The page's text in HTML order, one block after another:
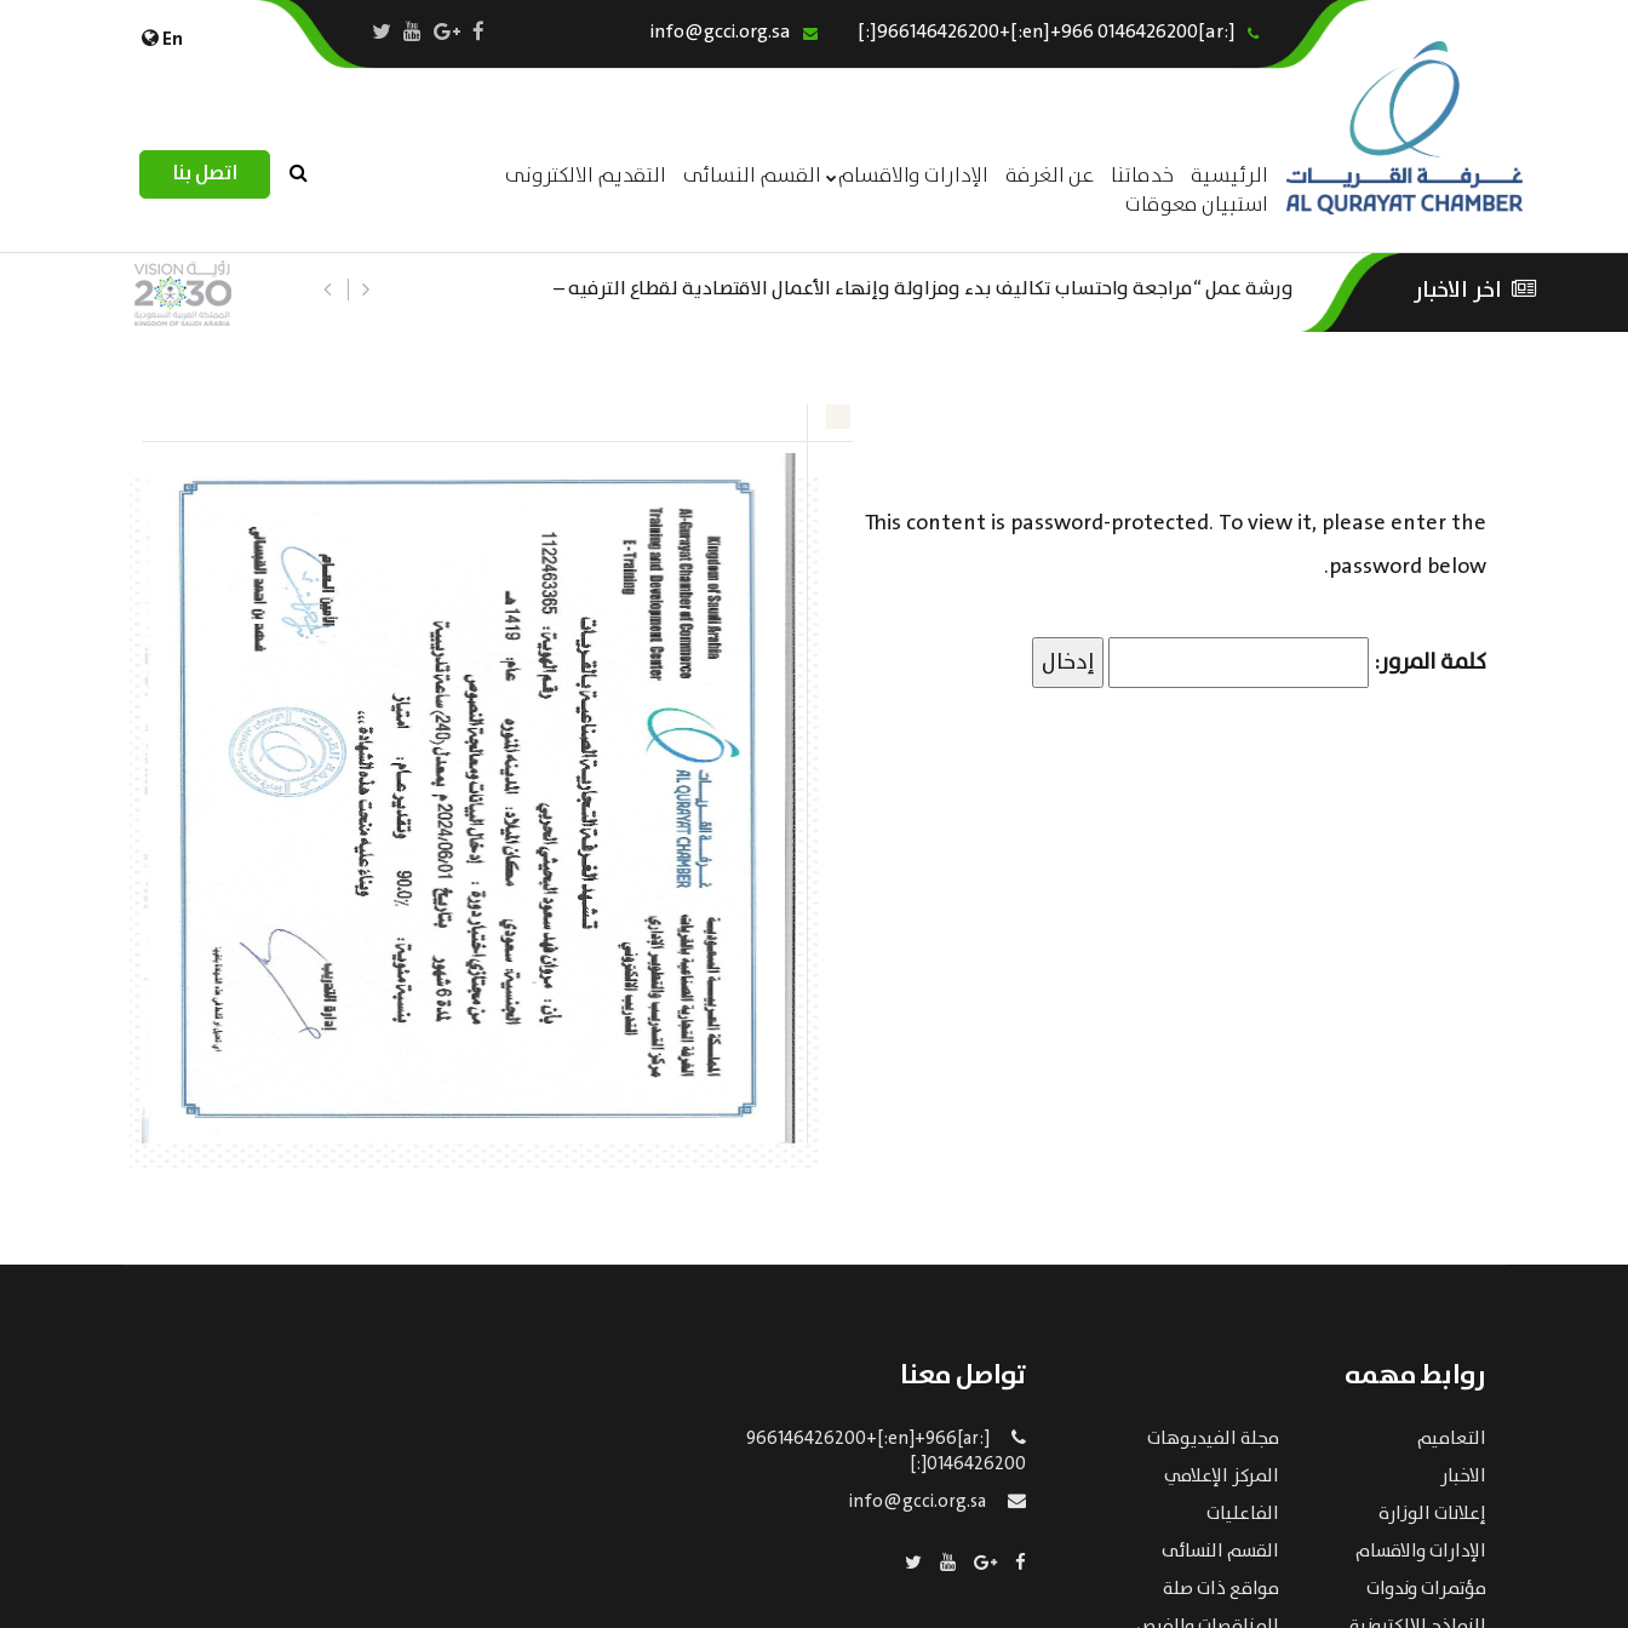
[:ar]966146426200+[:en]+966 0146426200[:]
En
الرئيسية خدماتنا عن الغرفة الإدارات والاقسام القسم النسائى التقديم الالكترونى
استبيان معوقات
اتصل بنا
الرئيسية
عن الغرفة
القسم النسائى
التقديم الالكترونى
اخر الاخبار
ورشة عمل “مراجعة واحتساب تكاليف بدء ومزاولة وإنهاء الأعمال الاقتصادية لقطاع الترفيه –
ورشة عمل : العمـــــل الحـــــر
This content is password-protected. To view it, please enter the
password below.
كلمة المرور:
روابط مهمه
التعاميم
مجلة الفيديوهات
الاخبار
المركز الإعلامي
إعلانات الوزارة
الفاعليات
الإدارات والاقسام
القسم النسائى
مؤتمرات وندوات
مواقع ذات صلة
تواصل معنا
[:ar]966146426200+[:en]+966
0146426200[:]